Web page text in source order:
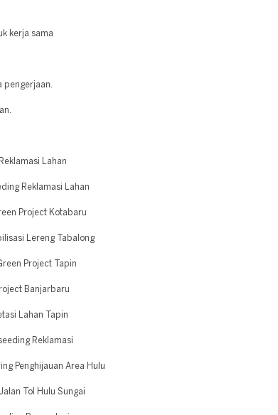
kerja sama
pengerjaan.
Lahan
Reklamasi Lahan
Project Kotabaru
Lereng Tabalong
Project Tapin
Banjarbaru
Lahan Tapin
Reklamasi
Penghijauan Area Hulu
Tol Hulu Sungai